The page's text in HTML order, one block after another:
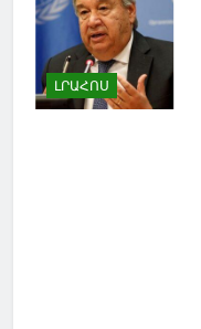
ԼՐԱՀՈՍ